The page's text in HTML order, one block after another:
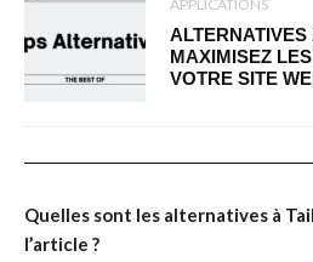
APPLICATIONS
MAXIMISEZ
VOTRE SITE
Quelles sont les alternatives à
l’article ?